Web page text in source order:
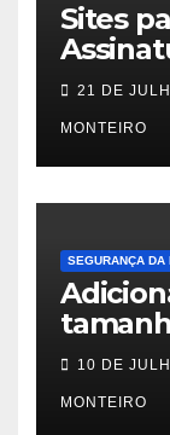
Sites
21 DE
MONTEIRO
SEGURANÇA DA
no10 DE
MONTEIRO